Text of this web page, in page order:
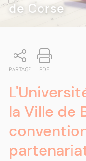
de Corse
PARTAGE PDF
la Ville de